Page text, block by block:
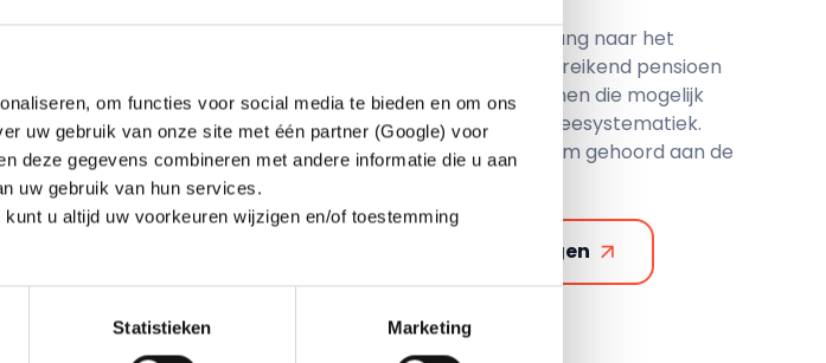
om functies voor social media te bieden en om ons
uw gebruik van onze site met één partner (Google) voor
deze gegevens combineren met andere informatie die u aan
uw gebruik van hun services.
u altijd uw voorkeuren wijzigen en/of toestemming
Statistieken Marketing
VHP2 streeft naar een eerlijke en evenwichtige overgang naar het
nieuwe pensioenstelsel. We zetten ons in voor een toereikend pensioen
voor al onze leden, met speciale aandacht voor degenen die mogelijk
nadeel ondervinden van de afschaffing van de doorsneesystematiek.
Dankzij onze expertise en betrokkenheid wordt uw stem gehoord aan de
onderhandelingstafel.
Bekijk de veelgestelde vragen